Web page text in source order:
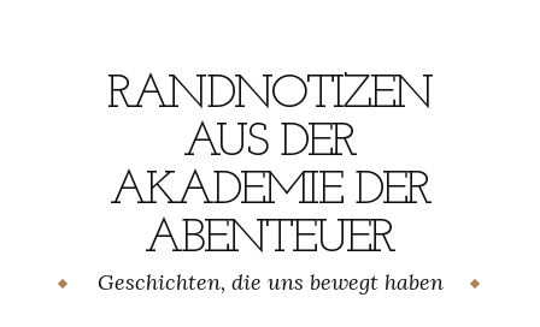
RANDNOTIZEN
AUS DER
AKADEMIE DER
ABENTEUER
Geschichten, die uns bewegt haben